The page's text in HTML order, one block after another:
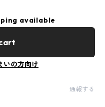
available
いの方向け
通報する